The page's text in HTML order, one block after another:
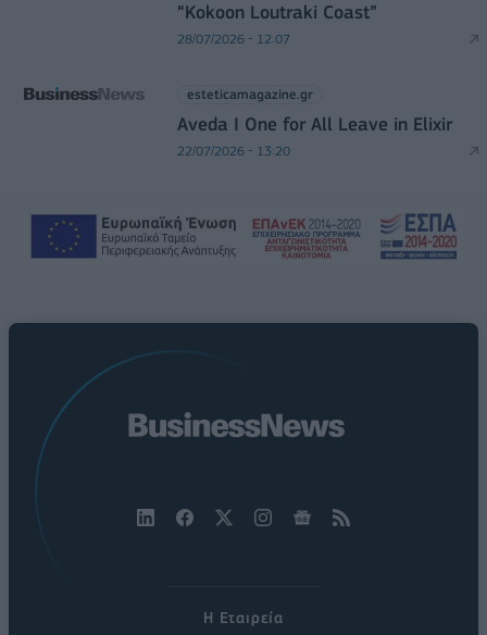
“Kokoon Loutraki Coast”
28/07/2026 - 12:07
esteticamagazine.gr
Aveda I One for All Leave in Elixir
22/07/2026 - 13:20
Η Εταιρεία